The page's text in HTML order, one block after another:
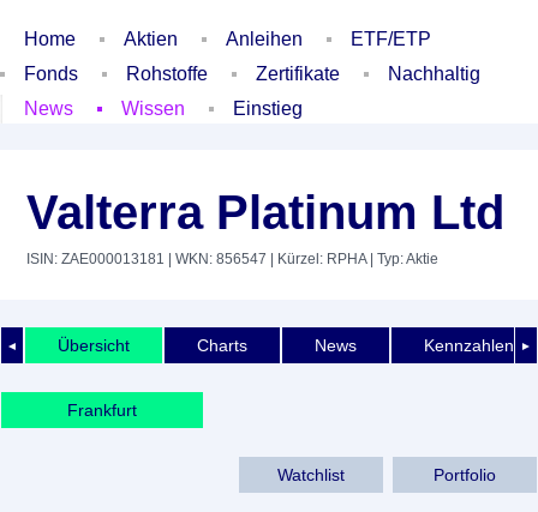
Home Aktien Anleihen
ETF/ETP
Fonds
Rohstoffe Zertifikate
Nachhaltig
News
Wissen Einstieg
Valterra Platinum Ltd
ISIN: ZAE000013181 | WKN: 856547 | Kürzel: RPHA| Typ: Aktie
◄ ►
Übersicht Charts News Kennzahlen
Frankfurt
Watchlist Portfolio